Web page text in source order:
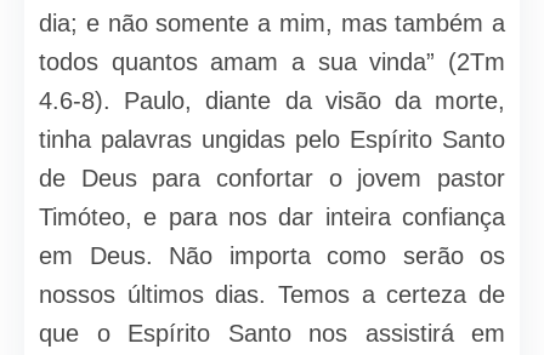
dia; e não somente a mim, mas também a
todos quantos amam a sua vinda” (2Tm
4.6-8). Paulo, diante da visão da morte,
tinha palavras ungidas pelo Espírito Santo
de Deus para confortar o jovem pastor
Timóteo, e para nos dar inteira confiança
em Deus. Não importa como serão os
nossos últimos dias. Temos a certeza de
que o Espírito Santo nos assistirá em